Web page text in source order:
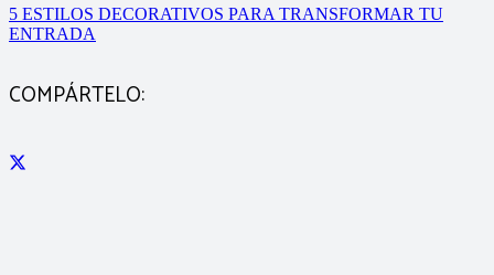
5 ESTILOS DECORATIVOS PARA TRANSFORMAR TU
ENTRADA
COMPÁRTELO: